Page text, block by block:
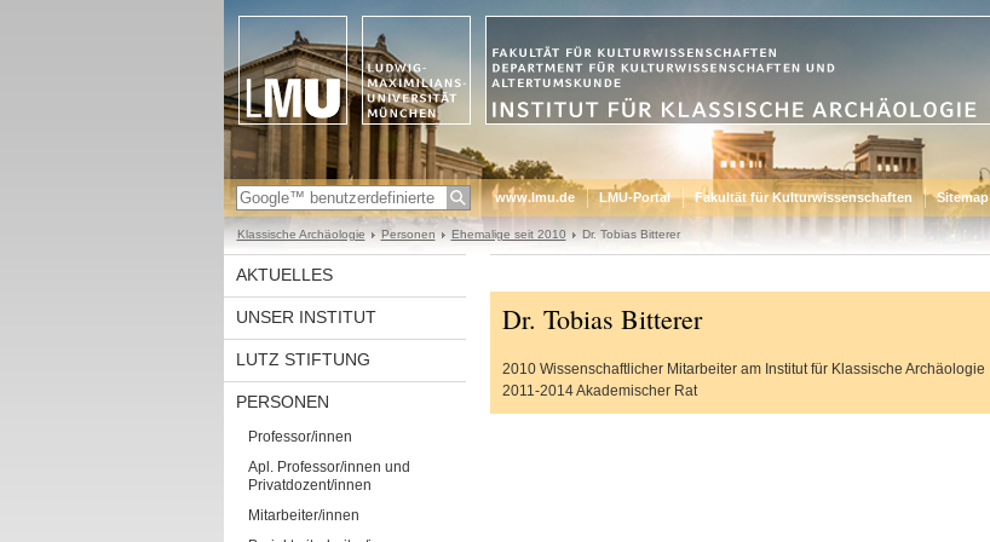
www.lmu.de LMU-Portal Fakultät für Kulturwissenschaften Sitemap
Klassische Archäologie Personen Ehemalige seit 2010 Dr. Tobias Bitterer
AKTUELLES
UNSER INSTITUT
LUTZ STIFTUNG
PERSONEN
Professor/innen
Apl. Professor/innen und
Privatdozent/innen
Mitarbeiter/innen
Dr. Tobias Bitterer
2010 Wissenschaftlicher Mitarbeiter am Institut für Klassische Archäologie
2011-2014 Akademischer Rat